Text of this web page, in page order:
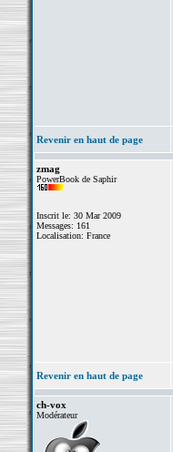
Revenir en haut de page
zmag
PowerBook de Saphir
Inscrit le: 30 Mar 2009
Messages: 161
Localisation: France
Revenir en haut de page
ch-vox
Modérateur